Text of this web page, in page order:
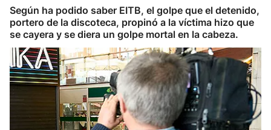
Según ha podido saber EITB, el golpe que el detenido,
portero de la discoteca, propinó a la víctima hizo que
se cayera y se diera un golpe mortal en la cabeza.